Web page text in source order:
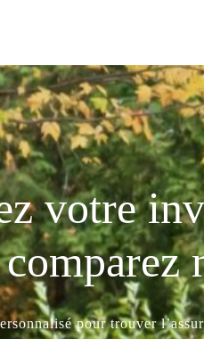
votre
comparez
pour trouver